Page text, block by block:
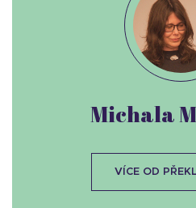
Michala
VÍCE OD